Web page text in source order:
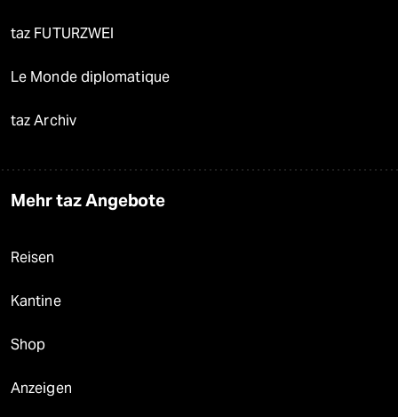
taz FUTURZWEI
Le Monde diplomatique
taz Archiv
Mehr taz Angebote
Reisen
Kantine
Shop
Anzeigen